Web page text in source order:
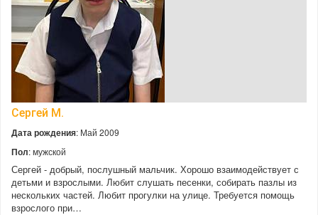
Сергей М.
Дата рождения: Май 2009
Пол: мужской
Сергей - добрый, послушный мальчик. Хорошо взаимодействует с
детьми и взрослыми. Любит слушать песенки, собирать пазлы из
нескольких частей. Любит прогулки на улице. Требуется помощь
взрослого при…